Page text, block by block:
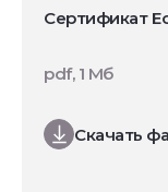
Сертификат
Скачать
pdf, 1 Мб